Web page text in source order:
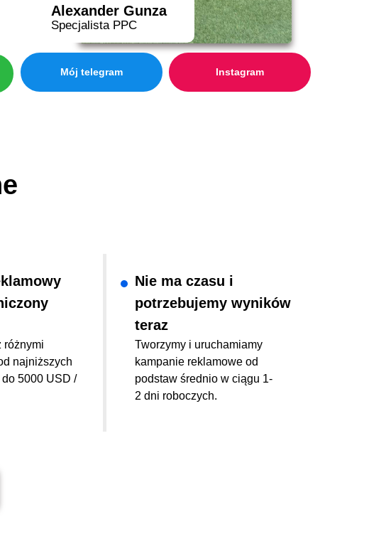
Instagram
Alexander Gunza
Specjalista PPC
Mój telegram
Nie ma czasu i
potrzebujemy wyników
teraz
różnymi
najniższych
do 5000 USD /
Tworzymy i uruchamiamy
kampanie reklamowe od
podstaw średnio w ciągu 1-
2 dni roboczych.